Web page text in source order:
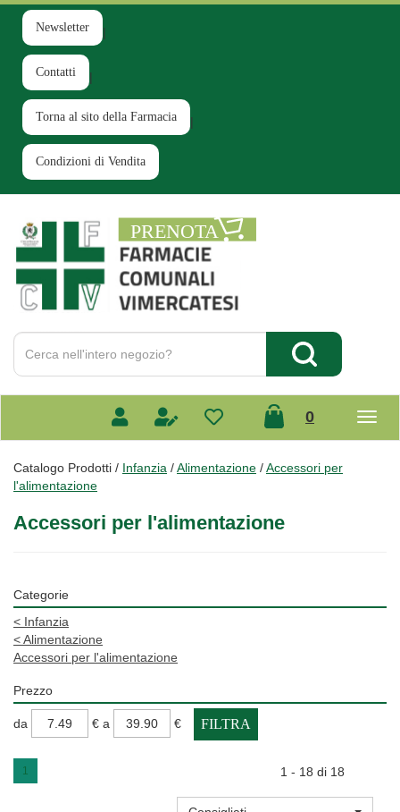
Passa
contenuto
principale
Newsletter
Contatti
Torna al sito della Farmacia
Condizioni di Vendita
Farmacia
Comunale
Cerca
Prodotto
Cerca Prodotto
0prodotti
Catalogo Prodotti / Infanzia /Alimentazione /Accessori per
l'alimentazione
Accessori per l'alimentazione
Categorie
< Infanzia
<Alimentazione
Accessori per l'alimentazione
Prezzo
filtra
da €
filtra
a €
1 1 - 18 di 18